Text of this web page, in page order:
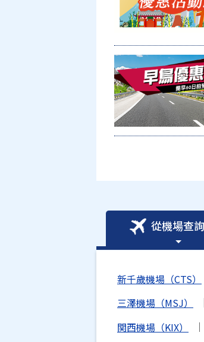
從機場查
新千歲機場（CTS）
三澤機場（MSJ）
関西機場（KIX）